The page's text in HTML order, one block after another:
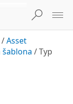
/Asset
šablona /Typ